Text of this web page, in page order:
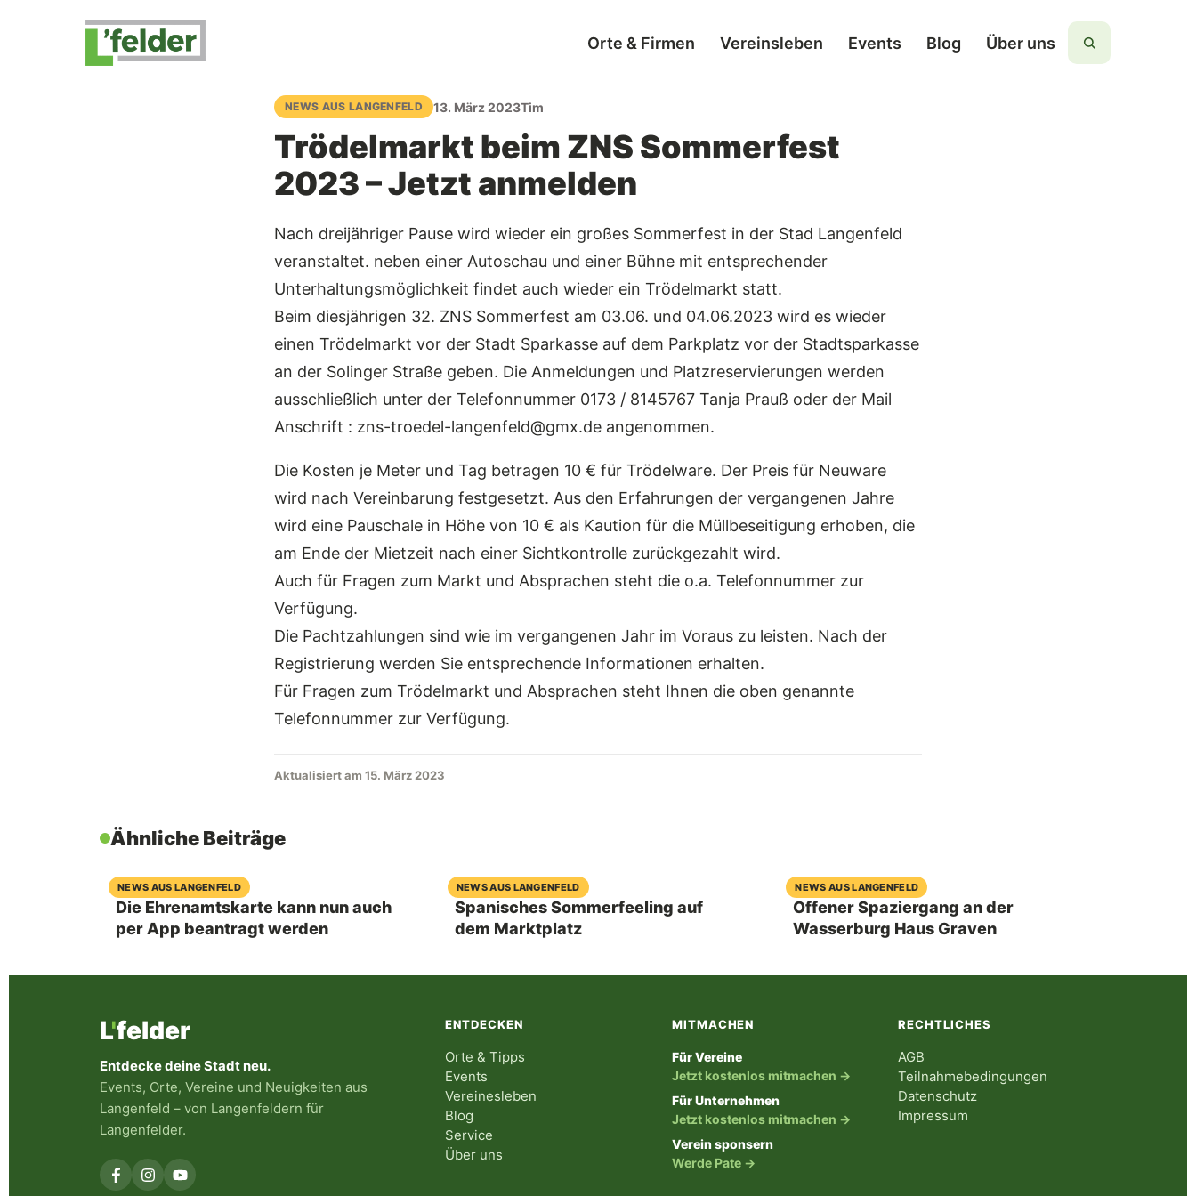
Orte & Firmen Vereinsleben Events Blog Über uns
NEWS AUS LANGENFELD 13. März 2023Tim
Trödelmarkt beim ZNS Sommerfest
2023 – Jetzt anmelden
Nach dreijähriger Pause wird wieder ein großes Sommerfest in der Stad Langenfeld
veranstaltet. neben einer Autoschau und einer Bühne mit entsprechender
Unterhaltungsmöglichkeit findet auch wieder ein Trödelmarkt statt.
Beim diesjährigen 32. ZNS Sommerfest am 03.06. und 04.06.2023 wird es wieder
einen Trödelmarkt vor der Stadt Sparkasse auf dem Parkplatz vor der Stadtsparkasse
an der Solinger Straße geben. Die Anmeldungen und Platzreservierungen werden
ausschließlich unter der Telefonnummer 0173 / 8145767 Tanja Prauß oder der Mail
Anschrift : zns-troedel-langenfeld@gmx.de angenommen.
Die Kosten je Meter und Tag betragen 10 € für Trödelware. Der Preis für Neuware
wird nach Vereinbarung festgesetzt. Aus den Erfahrungen der vergangenen Jahre
wird eine Pauschale in Höhe von 10 € als Kaution für die Müllbeseitigung erhoben, die
am Ende der Mietzeit nach einer Sichtkontrolle zurückgezahlt wird.
Auch für Fragen zum Markt und Absprachen steht die o.a. Telefonnummer zur
Verfügung.
Die Pachtzahlungen sind wie im vergangenen Jahr im Voraus zu leisten. Nach der
Registrierung werden Sie entsprechende Informationen erhalten.
Für Fragen zum Trödelmarkt und Absprachen steht Ihnen die oben genannte
Telefonnummer zur Verfügung.
Aktualisiert am 15. März 2023
Ähnliche Beiträge
NEWS AUS LANGENFELD
07. August 2026
Die Ehrenamtskarte kann nun auch
per App beantragt werden
NEWS AUS LANGENFELD
06. August 2026
Spanisches Sommerfeeling auf
dem Marktplatz
NEWS AUS LANGENFELD
04. August 2026
Offener Spaziergang an der
Wasserburg Haus Graven
L'felder
Entdecke deine Stadt neu.
Events, Orte, Vereine und Neuigkeiten aus
Langenfeld – von Langenfeldern für
Langenfelder.
ENTDECKEN
Orte & Tipps
Events
Vereinesleben
Blog
Service
Über uns
MITMACHEN
Für Vereine
Jetzt kostenlos mitmachen →
Für Unternehmen
Jetzt kostenlos mitmachen →
Verein sponsern
Werde Pate →
RECHTLICHES
AGB
Teilnahmebedingungen
Datenschutz
Impressum